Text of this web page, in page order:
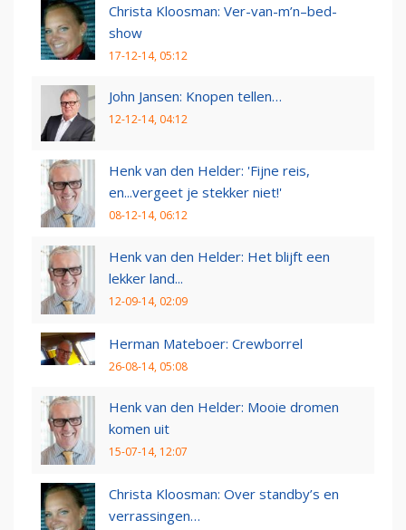
Christa Kloosman: Ver-van-m’n–bed-
show
17-12-14, 05:12
John Jansen: Knopen tellen…
12-12-14, 04:12
Henk van den Helder: 'Fijne reis,
en...vergeet je stekker niet!'
08-12-14, 06:12
Henk van den Helder: Het blijft een
lekker land...
12-09-14, 02:09
Herman Mateboer: Crewborrel
26-08-14, 05:08
Henk van den Helder: Mooie dromen
komen uit
15-07-14, 12:07
Christa Kloosman: Over standby’s en
verrassingen…